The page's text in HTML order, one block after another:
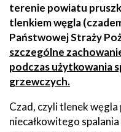
terenie powiatu
tlenkiem węgla
Państwowej Straży
szczególne
podczas użytkowania
grzewczych.
Czad, czyli tlenek
niecałkowitego